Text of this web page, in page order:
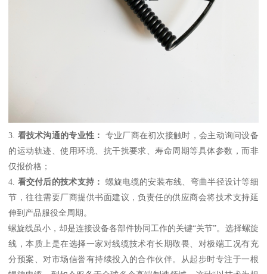
3. 看技术沟通的专业性：
专业厂商在初次接触时，会主动询问设备
的运动轨迹、使用环境、抗干扰要求、寿命周期等具体参数，而非
仅报价格；
4. 看交付后的技术支持：
螺旋电缆的安装布线、弯曲半径设计等细
节，往往需要厂商提供书面建议，负责任的供应商会将技术支持延
伸到产品服役全周期。
螺旋线虽小，却是连接设备各部件协同工作的关键“关节”。选择螺旋
线，本质上是在选择一家对线缆技术有长期敬畏、对极端工况有充
分预案、对市场信誉有持续投入的合作伙伴。从起步时专注于一根